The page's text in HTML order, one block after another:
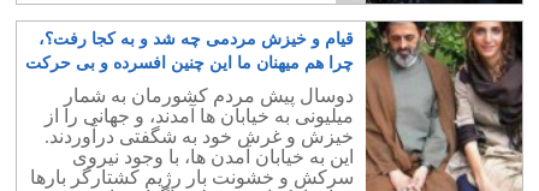
قیام و خیزش مردمی چه شد و به کجا رفت؟،
چرا هم میهنان ما این چنین افسرده و بی حرکت
شده اند؟
دوسال پیش مردم کشورمان به شمار
میلیونی به خیابان ها آمدند، و جهانی را از
خیزش و غرش خود به شگفتی درآوردند.
این به خیابان آمدن ها، با وجود نیروی
سرکش و خشونت بار رژیم کشتارگر بارها